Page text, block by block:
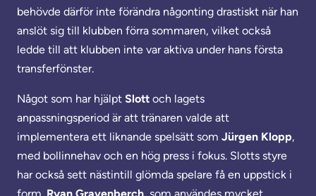
behövde därför inte förändra någonting drastiskt när han
anslöt sig till klubben förra sommaren, vilket också
ledde till att klubben inte var aktiva under hans första
transferfönster.
Något som har hjälpt Slott och lagets
anpassningsperiod är att tränaren valde att
implementera ett liknande spelsätt som Jürgen Klopp,
med bollinnehav och en hög press i fokus. Slotts styre
har också sett nästintill glömda spelare få en uppstick i